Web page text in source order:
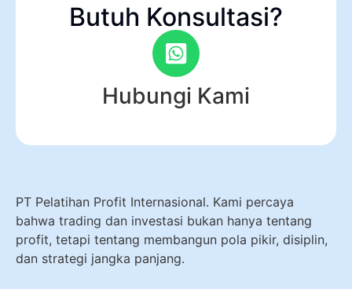
Butuh Konsultasi?
Hubungi Kami
PT Pelatihan Profit Internasional. Kami percaya
bahwa trading dan investasi bukan hanya tentang
profit, tetapi tentang membangun pola pikir, disiplin,
dan strategi jangka panjang.